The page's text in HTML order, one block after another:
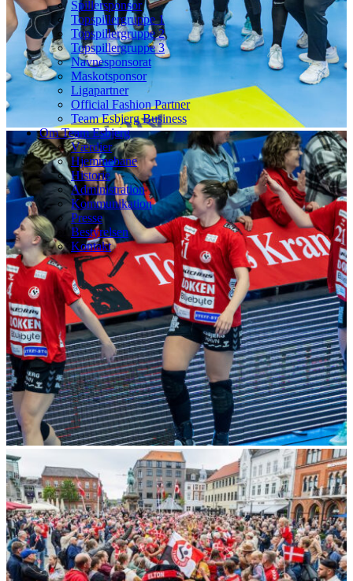
Spillersponsor
Topspillergruppe 1
Topspillergruppe 2
Topspillergruppe 3
Navnesponsorat
Maskotsponsor
Ligapartner
Official Fashion Partner
Team Esbjerg Business
Om Team Esbjerg
Værdier
Hjemmebane
Historie
Administration
Kommunikation
Presse
Bestyrelsen
Kontakt